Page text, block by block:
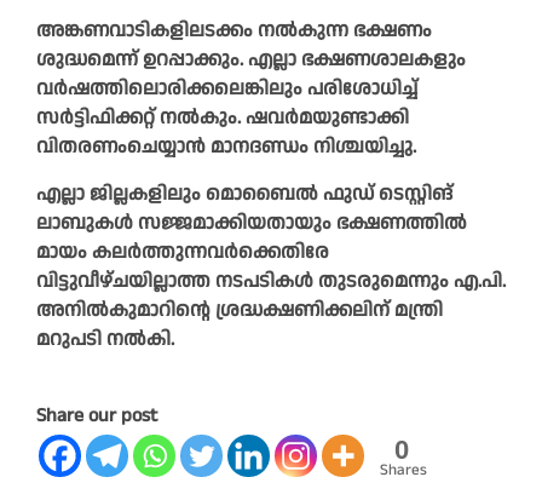
അങ്കണവാടികളിലടക്കം നൽകുന്ന ഭക്ഷണം
ശുദ്ധമെന്ന് ഉറപ്പാക്കും. എല്ലാ ഭക്ഷണശാലകളും
വർഷത്തിലൊരിക്കലെങ്കിലും പരിശോധിച്ച്
സർട്ടിഫിക്കറ്റ് നൽകും. ഷവർമയുണ്ടാക്കി
വിതരണംചെയ്യാൻ മാനദണ്ഡം നിശ്ചയിച്ചു.
എല്ലാ ജില്ലകളിലും മൊബൈൽ ഫുഡ് ടെസ്റ്റിങ്
ലാബുകൾ സജ്ജമാക്കിയതായും ഭക്ഷണത്തിൽ
മായം കലർത്തുന്നവർക്കെതിരേ
വിട്ടുവീഴ്ചയില്ലാത്ത നടപടികൾ തുടരുമെന്നും എ.പി.
അനിൽകുമാറിന്റെ ശ്രദ്ധക്ഷണിക്കലിന് മന്ത്രി
മറുപടി നൽകി.
Share our post
0
Shares